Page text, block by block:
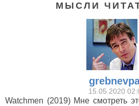
МЫСЛИ
15.05.2020
Watchmen (2019) Мне смотреть